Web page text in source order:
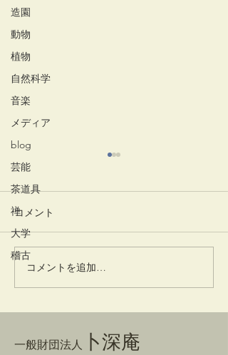
造園
動物
植物
自然科学
音楽
メディア
blog
芸能
茶道具
禅
大学
稽古
放生会
コメント
コメントを追加…
一般財団法人 卜深庵